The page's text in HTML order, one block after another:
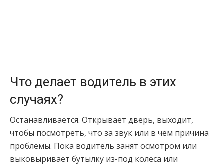
Что делает водитель в этих
случаях?
Останавливается. Открывает дверь, выходит,
чтобы посмотреть, что за звук или в чем причина
проблемы. Пока водитель занят осмотром или
выковыривает бутылку из-под колеса или